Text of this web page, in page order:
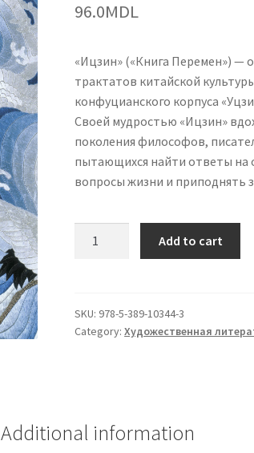
96.0MDL
«Ицзин» («Книга Перемен») —
трактатов китайской
конфуцианского корпуса
Своей мудростью «Ицзин»
поколения философов,
пытающихся найти ответы на
вопросы жизни и приподнять
Add to cart
SKU: 978-5-389-10344-3
Category:Художественная
Additional information